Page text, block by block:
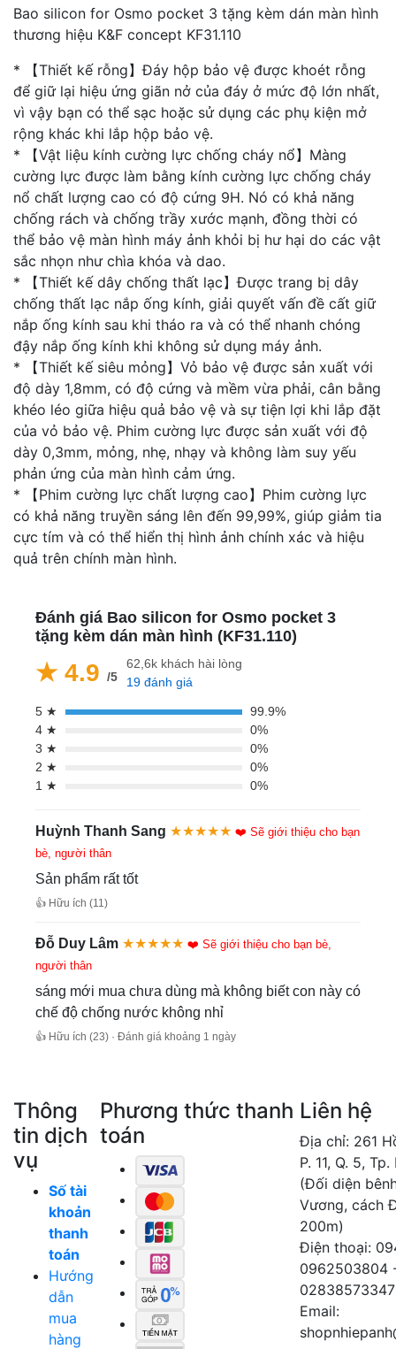
Bao silicon for Osmo pocket 3 tặng kèm dán màn hình
thương hiệu K&F concept KF31.110
* 【Thiết kế rỗng】Đáy hộp bảo vệ được khoét rỗng
để giữ lại hiệu ứng giãn nở của đáy ở mức độ lớn nhất,
vì vậy bạn có thể sạc hoặc sử dụng các phụ kiện mở
rộng khác khi lắp hộp bảo vệ.
* 【Vật liệu kính cường lực chống cháy nổ】Màng
cường lực được làm bằng kính cường lực chống cháy
nổ chất lượng cao có độ cứng 9H. Nó có khả năng
chống rách và chống trầy xước mạnh, đồng thời có
thể bảo vệ màn hình máy ảnh khỏi bị hư hại do các vật
sắc nhọn như chìa khóa và dao.
* 【Thiết kế dây chống thất lạc】Được trang bị dây
chống thất lạc nắp ống kính, giải quyết vấn đề cất giữ
nắp ống kính sau khi tháo ra và có thể nhanh chóng
đậy nắp ống kính khi không sử dụng máy ảnh.
* 【Thiết kế siêu mỏng】Vỏ bảo vệ được sản xuất với
độ dày 1,8mm, có độ cứng và mềm vừa phải, cân bằng
khéo léo giữa hiệu quả bảo vệ và sự tiện lợi khi lắp đặt
của vỏ bảo vệ. Phim cường lực được sản xuất với độ
dày 0,3mm, mỏng, nhẹ, nhạy và không làm suy yếu
phản ứng của màn hình cảm ứng.
* 【Phim cường lực chất lượng cao】Phim cường lực
có khả năng truyền sáng lên đến 99,99%, giúp giảm tia
cực tím và có thể hiển thị hình ảnh chính xác và hiệu
quả trên chính màn hình.
Đánh giá Bao silicon for Osmo pocket 3
tặng kèm dán màn hình (KF31.110)
★ 4.9 /5
62,6k khách hài lòng
19 đánh giá
5 ★
99.9%
4 ★
0%
3 ★
0%
2 ★
0%
1 ★
0%
Huỳnh Thanh Sang ★★★★★ ❤️ Sẽ giới thiệu cho bạn
bè, người thân
Sản phẩm rất tốt
👍 Hữu ích (11)
Đỗ Duy Lâm ★★★★★ ❤️ Sẽ giới thiệu cho bạn bè,
người thân
sáng mới mua chưa dùng mà không biết con này có
chế độ chống nước không nhỉ
👍 Hữu ích (23) · Đánh giá khoảng 1 ngày
Thông
tin dịch
vụ
Số tài
khoản
thanh
toán
Hướng
dẫn
mua
hàng
Phương thức thanh
toán
Liên hệ
Địa chỉ: 261
P. 11, Q. 5,
(Đối diện
Vương, cách
200m)
Điện thoại:
0962503804
02838573347
Email: